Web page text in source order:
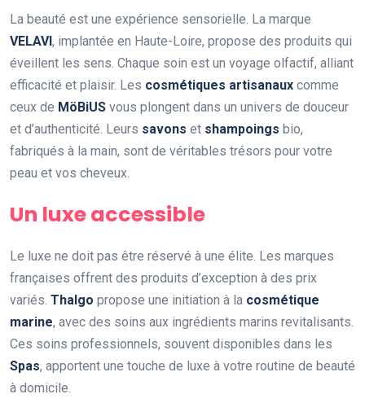
La beauté est une expérience sensorielle. La marque
VELAVI, implantée en Haute-Loire, propose des produits qui
éveillent les sens. Chaque soin est un voyage olfactif, alliant
efficacité et plaisir. Les cosmétiques artisanaux comme
ceux de MöBiUS vous plongent dans un univers de douceur
et d’authenticité. Leurs savons et shampoings bio,
fabriqués à la main, sont de véritables trésors pour votre
peau et vos cheveux.
Un luxe accessible
Le luxe ne doit pas être réservé à une élite. Les marques
françaises offrent des produits d’exception à des prix
variés. Thalgo propose une initiation à la cosmétique
marine, avec des soins aux ingrédients marins revitalisants.
Ces soins professionnels, souvent disponibles dans les
Spas, apportent une touche de luxe à votre routine de beauté
à domicile.